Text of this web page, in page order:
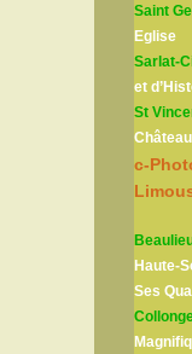
Saint
Eglise
Sarlat-
et
St
Château
c-
Haute-
Ses